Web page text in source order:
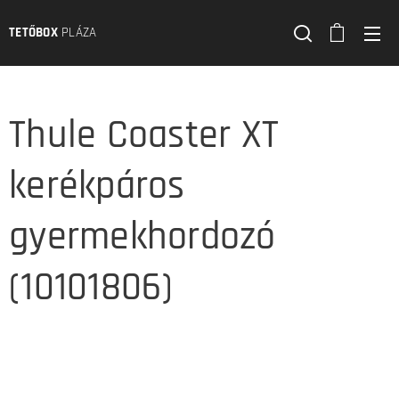
TETŐBOXPLÁZA
Thule Coaster XT
kerékpáros
gyermekhordozó
(10101806)